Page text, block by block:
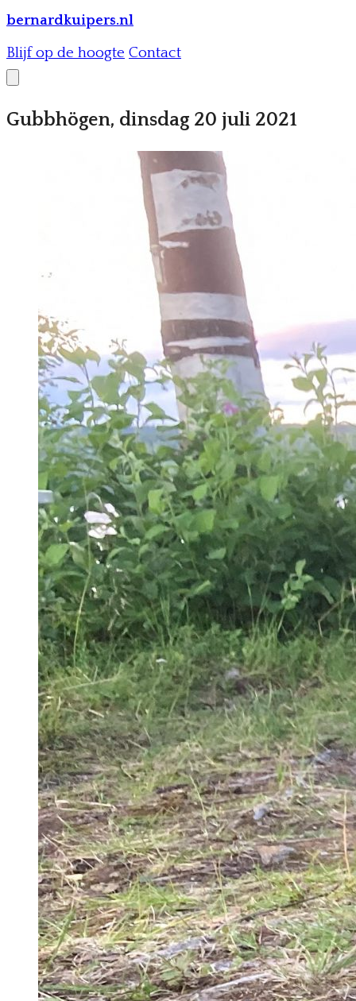
bernardkuipers.nl
Blijf op de hoogte Contact
Gubbhögen, dinsdag 20 juli 2021